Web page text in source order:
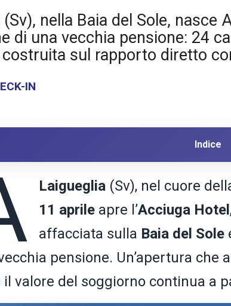
nella Baia del Sole, nasce
di una vecchia pensione: 24
costruita sul rapporto diretto
IN
Indice
Laigueglia (Sv), nel cuore
11 aprile apre l’Acciuga Hotel
affacciata sulla Baia del Sole
pensione. Un’apertura che
il valore del soggiorno continua a